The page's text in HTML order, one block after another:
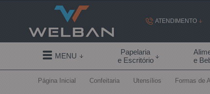
ATENDIMENTO
(19)
MENU
Papelaria
e Escritório
e
Página Inicial Confeitaria Utensílios Formas de